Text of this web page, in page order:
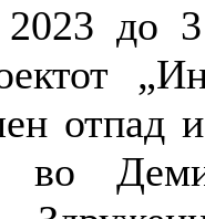
до
отпад
во